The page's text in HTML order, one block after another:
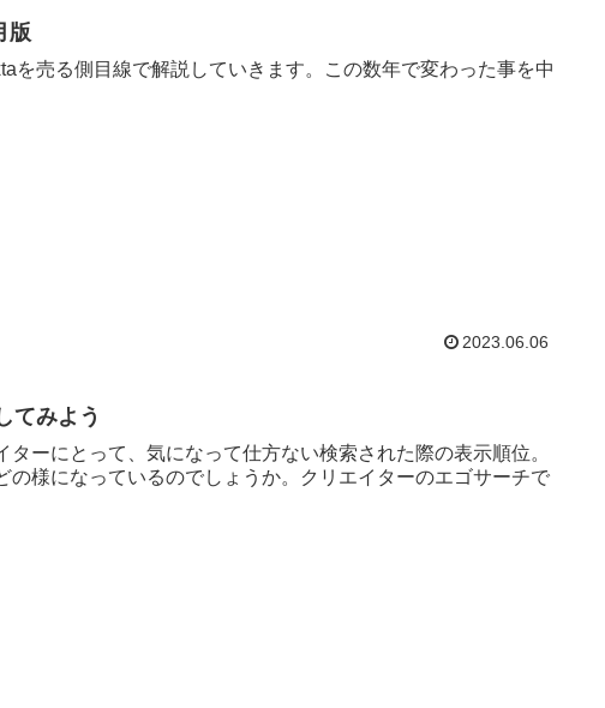
版
を売る側目線で解説していきます。この数年で変わった事を中
2023.06.06
てみよう
ーにとって、気になって仕方ない検索された際の表示順位。
様になっているのでしょうか。クリエイターのエゴサーチで